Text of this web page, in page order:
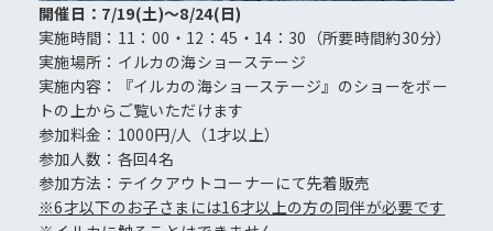
開催日：7/19(土)～8/24(日)
実施時間：11：00・12：45・14：30（所要時間約30分）
実施場所：イルカの海ショーステージ
実施内容：『イルカの海ショーステージ』のショーをボー
トの上からご覧いただけます
参加料金：1000円/人（1才以上）
参加人数：各回4名
参加方法：テイクアウトコーナーにて先着販売
※6才以下のお子さまには16才以上の方の同伴が必要です